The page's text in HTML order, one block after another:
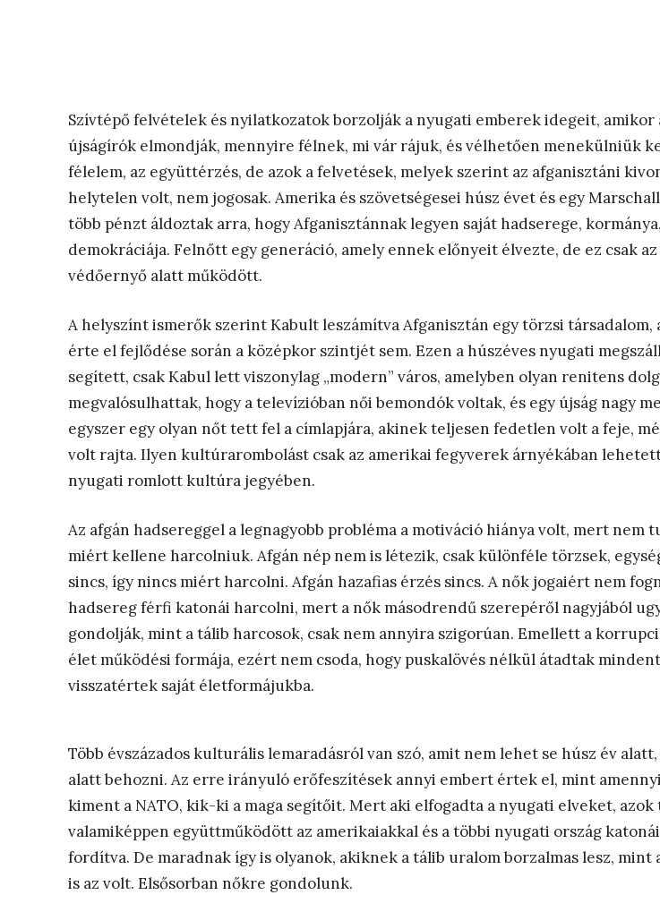
Szívtépő felvételek és nyilatkozatok borzolják a nyugati emberek idegeit, amikor
újságírók elmondják, mennyire félnek, mi vár rájuk, és vélhetően menekülniük
félelem, az együttérzés, de azok a felvetések, melyek szerint az afganisztáni
helytelen volt, nem jogosak. Amerika és szövetségesei húsz évet és egy
több pénzt áldoztak arra, hogy Afganisztánnak legyen saját hadserege,
demokráciája. Felnőtt egy generáció, amely ennek előnyeit élvezte, de ez csak
védőernyő alatt működött.
A helyszínt ismerők szerint Kabult leszámítva Afganisztán egy törzsi társadalom,
érte el fejlődése során a középkor szintjét sem. Ezen a húszéves nyugati
segített, csak Kabul lett viszonylag „modern” város, amelyben olyan renitens
megvalósulhattak, hogy a televízióban női bemondók voltak, és egy újság nagy
egyszer egy olyan nőt tett fel a címlapjára, akinek teljesen fedetlen volt a feje,
volt rajta. Ilyen kultúrarombolást csak az amerikai fegyverek árnyékában
nyugati romlott kultúra jegyében.
Az afgán hadsereggel a legnagyobb probléma a motiváció hiánya volt, mert nem
miért kellene harcolniuk. Afgán nép nem is létezik, csak különféle törzsek,
sincs, így nincs miért harcolni. Afgán hazafias érzés sincs. A nők jogaiért nem
hadsereg férfi katonái harcolni, mert a nők másodrendű szerepéről nagyjából
gondolják, mint a tálib harcosok, csak nem annyira szigorúan. Emellett a
élet működési formája, ezért nem csoda, hogy puskalövés nélkül átadtak
visszatértek saját életformájukba.
Több évszázados kulturális lemaradásról van szó, amit nem lehet se húsz év alatt,
alatt behozni. Az erre irányuló erőfeszítések annyi embert értek el, mint
kiment a NATO, kik-ki a maga segítőit. Mert aki elfogadta a nyugati elveket, azok
valamiképpen együttműködött az amerikaiakkal és a többi nyugati ország
fordítva. De maradnak így is olyanok, akiknek a tálib uralom borzalmas lesz, mint
is az volt. Elsősorban nőkre gondolunk.